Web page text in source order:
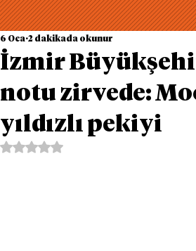
İzmir
notu zirvede:
yıldızlı pekiyi
6 Oca 2 dakikada okunur
5 üzerinden NaN yıldız